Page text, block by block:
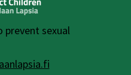
prevent sexual